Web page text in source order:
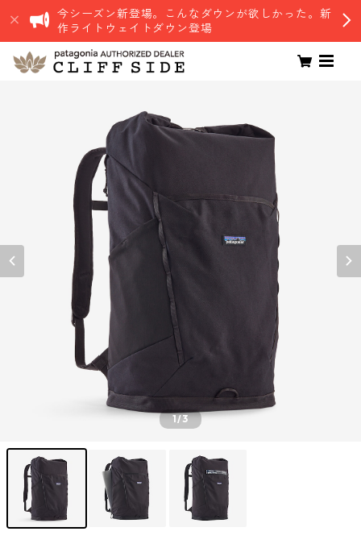
今シーズン新登場。こんなダウンが欲しかった。新
作ライトウェイトダウン登場
1/3